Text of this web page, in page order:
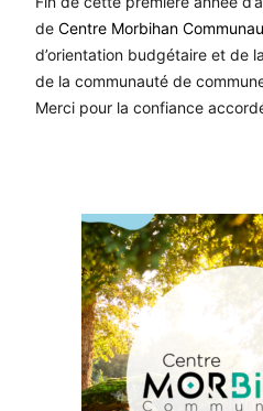
deCentre Morbihan
d’orientation budgétaire et de
de la communauté de
Merci pour la confiance